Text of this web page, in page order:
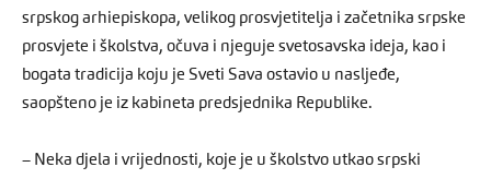
srpskog arhiepiskopa, velikog prosvjetitelja i začetnika srpske
prosvjete i školstva, očuva i njeguje svetosavska ideja, kao i
bogata tradicija koju je Sveti Sava ostavio u nasljeđe,
saopšteno je iz kabineta predsjednika Republike.
– Neka djela i vrijednosti, koje je u školstvo utkao srpski